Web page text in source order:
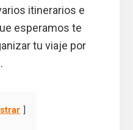
itinerarios e
esperamos te
tu viaje por